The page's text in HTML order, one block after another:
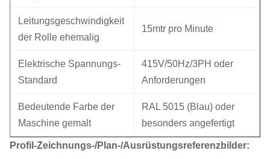
Leitungsgeschwindigkeit
der Rolle ehemalig
15mtr pro Minute
Elektrische Spannungs-
Standard
415V/50Hz/3PH oder
Anforderungen
Bedeutende Farbe der
Maschine gemalt
RAL 5015 (Blau) oder
besonders angefertigt
Profil-Zeichnungs-/Plan-/Ausrüstungsreferenzbilder: